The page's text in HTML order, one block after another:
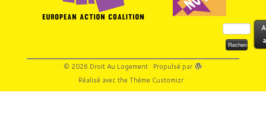
Rechercher :
· © 2026 Droit Au Logement· Propulsé par
·
Réalisé avec theThème Customizr·